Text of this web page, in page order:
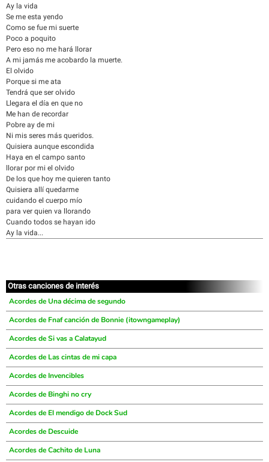
Ay la vida
Se me esta yendo
Como se fue mi suerte
Poco a poquito
Pero eso no me hará llorar
A mi jamás me acobardo la muerte.
El olvido
Porque si me ata
Tendrá que ser olvido
Llegara el día en que no
Me han de recordar
Pobre ay de mi
Ni mis seres más queridos.
Quisiera aunque escondida
Haya en el campo santo
llorar por mi el olvido
De los que hoy me quieren tanto
Quisiera allí quedarme
cuidando el cuerpo mío
para ver quien va llorando
Cuando todos se hayan ido
Ay la vida...
Otras canciones de interés
Acordes de Una décima de segundo
Acordes de Fnaf canción de Bonnie (itowngameplay)
Acordes de Si vas a Calatayud
Acordes de Las cintas de mi capa
Acordes de Invencibles
Acordes de Binghi no cry
Acordes de El mendigo de Dock Sud
Acordes de Descuide
Acordes de Cachito de Luna